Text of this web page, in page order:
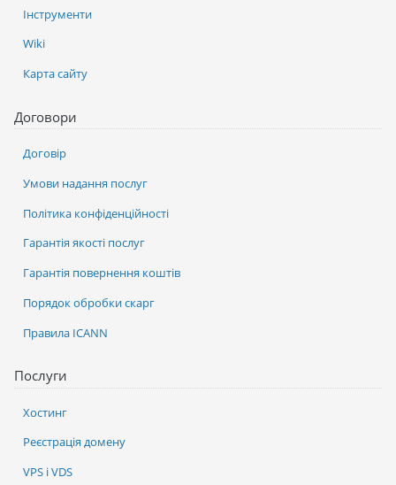
Послуги
Хостинг
Реєстрація домену
VPS і VDS
Інструменти
Wiki
Карта сайту
Договори
Договір
Умови надання послуг
Політика конфіденційності
Гарантія якості послуг
Гарантія повернення коштів
Порядок обробки скарг
Правила ICANN